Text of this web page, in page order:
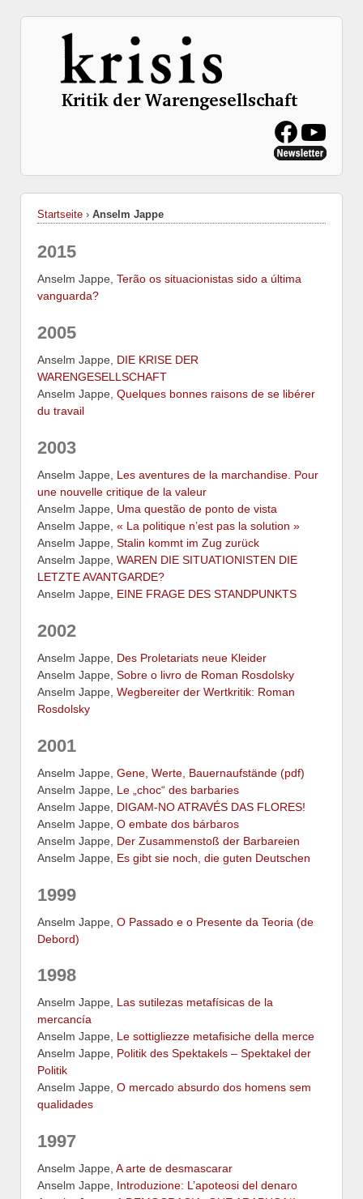
Startseite › Anselm Jappe
2015
Anselm Jappe, Terão os situacionistas sido a última
vanguarda?
2005
Anselm Jappe, DIE KRISE DER
WARENGESELLSCHAFT
Anselm Jappe, Quelques bonnes raisons de se libérer
du travail
2003
Anselm Jappe, Les aventures de la marchandise. Pour
une nouvelle critique de la valeur
Anselm Jappe, Uma questão de ponto de vista
Anselm Jappe, « La politique n’est pas la solution »
Anselm Jappe, Stalin kommt im Zug zurück
Anselm Jappe, WAREN DIE SITUATIONISTEN DIE
LETZTE AVANTGARDE?
Anselm Jappe, EINE FRAGE DES STANDPUNKTS
2002
Anselm Jappe, Des Proletariats neue Kleider
Anselm Jappe, Sobre o livro de Roman Rosdolsky
Anselm Jappe, Wegbereiter der Wertkritik: Roman
Rosdolsky
2001
Anselm Jappe, Gene, Werte, Bauernaufstände (pdf)
Anselm Jappe, Le „choc“ des barbaries
Anselm Jappe, DIGAM-NO ATRAVÉS DAS FLORES!
Anselm Jappe, O embate dos bárbaros
Anselm Jappe, Der Zusammenstoß der Barbareien
Anselm Jappe, Es gibt sie noch, die guten Deutschen
1999
Anselm Jappe, O Passado e o Presente da Teoria (de
Debord)
1998
Anselm Jappe, Las sutilezas metafísicas de la
mercancía
Anselm Jappe, Le sottigliezze metafisiche della merce
Anselm Jappe, Politik des Spektakels – Spektakel der
Politik
Anselm Jappe, O mercado absurdo dos homens sem
qualidades
1997
Anselm Jappe, A arte de desmascarar
Anselm Jappe, Introduzione: L’apoteosi del denaro